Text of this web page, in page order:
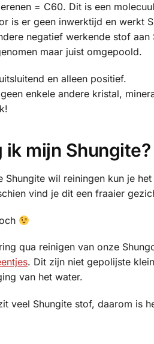
= C60. Dit is een
is er geen inwerktijd en werkt
negatief werkende stof
maar juist omgepoold.
en alleen positief.
enkele andere kristal,
ik mijn Shungite?
Shungite wil reiningen kun je
vind je dit een fraaier
qua reinigen van onze
. Dit zijn niet gepolijste
van het water.
veel Shungite stof, daarom is